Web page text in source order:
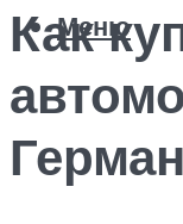
Меню
Как